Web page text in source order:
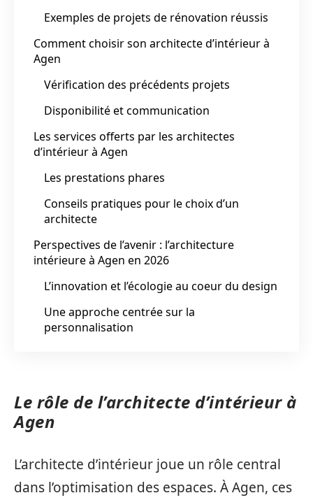
Exemples de projets de rénovation réussis
Comment choisir son architecte d’intérieur à
Agen
Vérification des précédents projets
Disponibilité et communication
Les services offerts par les architectes
d’intérieur à Agen
Les prestations phares
Conseils pratiques pour le choix d’un
architecte
Perspectives de l’avenir : l’architecture
intérieure à Agen en 2026
L’innovation et l’écologie au coeur du design
Une approche centrée sur la
personnalisation
Le rôle de l’architecte d’intérieur à
Agen
L’architecte d’intérieur joue un rôle central
dans l’optimisation des espaces. À Agen, ces